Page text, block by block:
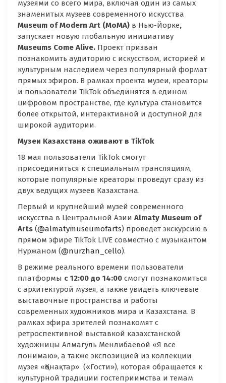
музеями со всего мира, включая один из самых
знаменитых музеев современного искусства
Museum of Modern Art (MoMA) в Нью-Йорке,
запускает новую глобальную инициативу
Museums Come Alive. Проект призван
познакомить аудиторию с искусством, историей и
культурным наследием через популярный формат
прямых эфиров. В рамках проекта музеи, креаторы
и пользователи TikTok объединятся в едином
цифровом пространстве, где культура становится
более открытой, интерактивной и доступной для
широкой аудитории.
Музеи Казахстана оживают в TikTok
18 мая пользователи TikTok смогут
присоединиться к специальным трансляциям,
которые популярные креаторы проведут сразу из
двух ведущих музеев Казахстана.
Первый и крупнейший музей современного
искусства в Центральной Азии Almaty Museum of
Arts (@almatymuseumofarts) проведет экскурсию в
прямом эфире TikTok LIVE совместно с музыкантом
Нуржаном (@nurzhan_cello).
В режиме реального времени пользователи
платформы с 12:00 до 14:00 смогут познакомиться
с архитектурой музея, а также увидеть ключевые
выставочные пространства и работы
современных художников мира и Казахстана. В
рамках эфира зрителей познакомят с
ретроспективной выставкой казахстанской
художницы Алмагуль Менлибаевой «Я все
понимаю», а также экспозицией из коллекции
музея «Қонақтар» («Гости»), которая обращается к
культурной традиции гостеприимства и темам